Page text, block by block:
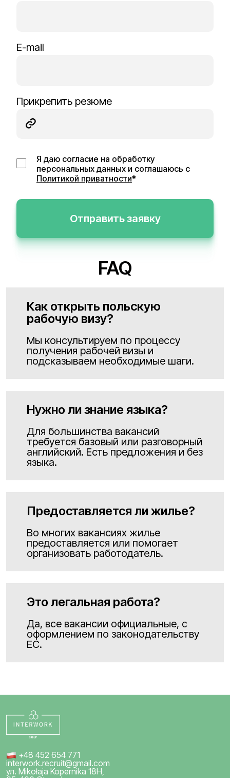
E-mail
Прикрепить резюме
Я даю согласие на обработку
персональных данных и соглашаюсь с
Политикой приватности*
Отправить заявку
FAQ
Как открыть польскую
рабочую визу?
Мы консультируем по процессу
получения рабочей визы и
подсказываем необходимые шаги.
Нужно ли знание языка?
Для большинства вакансий
требуется базовый или разговорный
английский. Есть предложения и без
языка.
Предоставляется ли жилье?
Во многих вакансиях жилье
предоставляется или помогает
организовать работодатель.
Это легальная работа?
Да, все вакансии официальные, с
оформлением по законодательству
ЕС.
+48 452 654 771
interwork.recruit@gmail.com
ул. Mikołaja Kopernika 18H,